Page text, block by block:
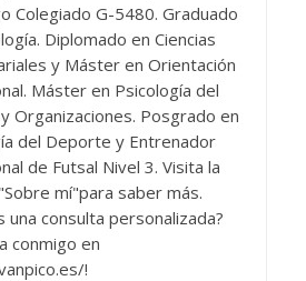
Colegiado G-5480. Graduado
Diplomado en Ciencias
y Máster en Orientación
Máster en Psicología del
Organizaciones. Posgrado en
del Deporte y Entrenador
de Futsal Nivel 3. Visita la
mí"para saber más.
una consulta personalizada?
conmigo en
!